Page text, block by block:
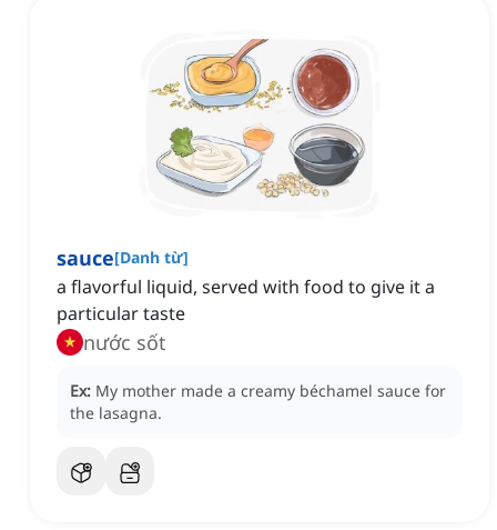
sauce[Danh từ]
a flavorful liquid, served with food to give it a
particular taste
nước sốt
Ex: My mother made a creamy béchamel sauce for
the lasagna.